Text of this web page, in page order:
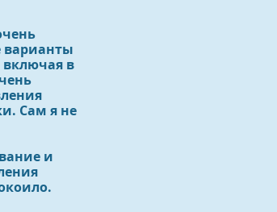
варианты
включая в
Сам я не
и